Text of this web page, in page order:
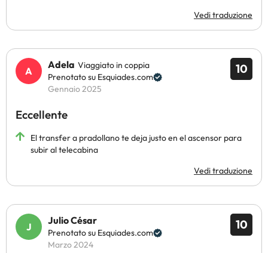
Vedi traduzione
10
Adela Viaggiato in coppia
Prenotato su Esquiades.com
Gennaio 2025
Eccellente
El transfer a pradollano te deja justo en el ascensor para
subir al telecabina
Vedi traduzione
10
Julio César
Prenotato su Esquiades.com
Marzo 2024